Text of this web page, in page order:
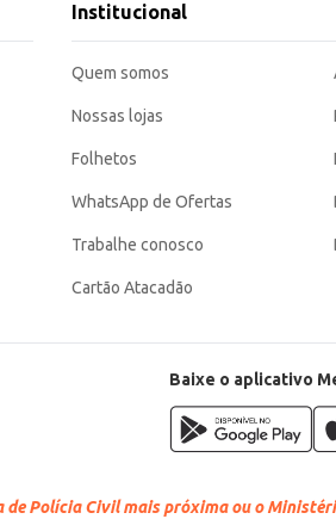
Institucional
Quem somos
Nossas lojas
Folhetos
WhatsApp de Ofertas
Trabalhe conosco
Cartão Atacadão
Baixe o aplicativo
de Polícia Civil mais próxima ou o